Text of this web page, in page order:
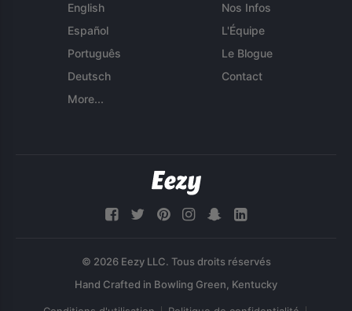
English
Español
Português
Deutsch
More...
Nos Infos
L'Équipe
Le Blogue
Contact
© 2026 Eezy LLC. Tous droits réservés